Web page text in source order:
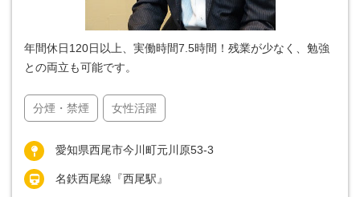
年間休日120日以上、実働時間7.5時間！残業が少なく、勉強
との両立も可能です。
分煙・禁煙 女性活躍
愛知県西尾市今川町元川原53-3
名鉄西尾線『西尾駅』